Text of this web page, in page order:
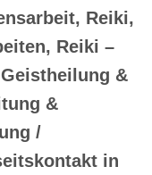
Reiki,
Reiki –
&
&
/
in